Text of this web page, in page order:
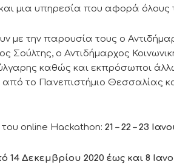
μια υπηρεσία που αφορά όλους
με την παρουσία τους ο
Σούλτης, ο Αντιδήμαρχος
καθώς και εκπρόσωποι
το Πανεπιστήμιο Θεσσαλίας
online Hackathon: 21 – 22 – 23
14 Δεκεμβρίου 2020 έως και 8